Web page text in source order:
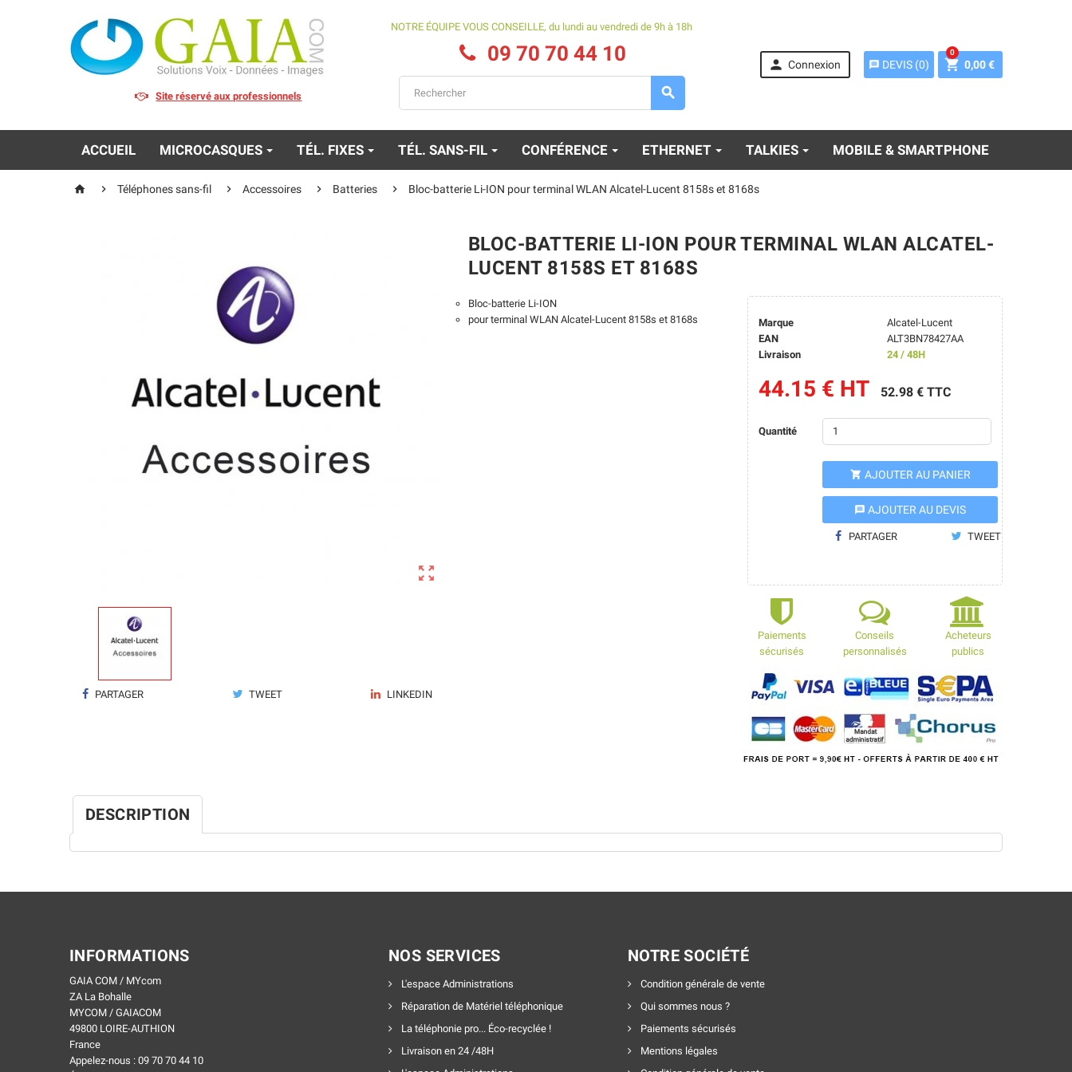
Site réservé aux professionnels
NOTRE ÉQUIPE VOUS CONSEILLE, du lundi au vendredi de 9h à 18h
09 70 70 44 10

 Connexion message DEVIS (0)  0,00 €
0
ACCUEIL MICROCASQUES TÉL. FIXES TÉL. SANS-FIL CONFÉRENCE ETHERNET TALKIES MOBILE & SMARTPHONE
  Téléphones sans-fil  Accessoires  Batteries  Bloc-batterie Li-ION pour terminal WLAN Alcatel-Lucent 8158s et 8168s

PARTAGER TWEET LINKEDIN
BLOC-BATTERIE LI-ION POUR TERMINAL WLAN ALCATEL-
LUCENT 8158S ET 8168S
Bloc-batterie Li-ION
pour terminal WLAN Alcatel-Lucent 8158s et 8168s
Marque
Alcatel-Lucent
EAN
ALT3BN78427AA
Livraison
24 / 48H
44.15 € HT 52.98 € TTC
Quantité
 AJOUTER AU PANIER
message AJOUTER AU DEVIS
PARTAGER TWEET
Paiements
sécurisés
Conseils
personnalisés
Acheteurs
publics
DESCRIPTION
INFORMATIONS
GAIA COM / MYcom
ZA La Bohalle
MYCOM / GAIACOM
49800 LOIRE-AUTHION
France
Appelez-nous : 09 70 70 44 10
NOS SERVICES
L'espace Administrations
Réparation de Matériel téléphonique
La téléphonie pro... Éco-recyclée !
Livraison en 24 /48H
NOTRE SOCIÉTÉ
Condition générale de vente
Qui sommes nous ?
Paiements sécurisés
Mentions légales